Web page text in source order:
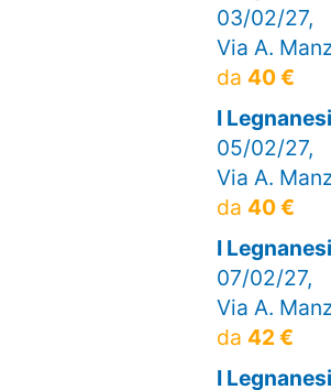
03/02/27,
Via A.
da 40 €
I
05/02/27,
Via A.
da 40 €
I
07/02/27,
Via A.
da 42 €
I